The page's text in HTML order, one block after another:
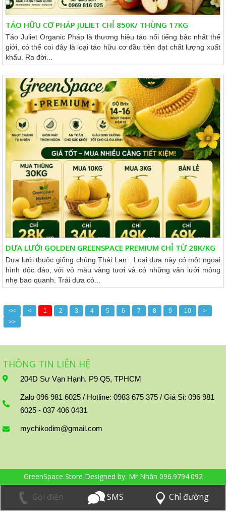
TÁO HỮU CƠ PHÁP JULIET CHỈ 850K/ THÙNG 17KG
Táo Juliet Organic Pháp là thương hiệu táo nổi tiếng bậc nhất thế
giới, có thể coi đây là loại táo hữu cơ đầu tiên đạt chất lượng xuất
khẩu. Ra đời...
DƯA LƯỚI GOLDEN GREENSPACE PREMIUM CHỈ TỪ 28K/KG
Dưa lưới thuộc giống chủng Thái Lan . Loại dưa này có một ngoại
hình độc đáo, với vỏ màu vàng tươi và có những vân lưới mỏng
nhẹ bao quanh. Trái dưa có...
<< < 1 2 3 4 5 6 7 8 9 10
>
>>
THÔNG TIN LIÊN HỆ
204D Sư Vạn Hạnh. P9 Q5, TPHCM
Zalo 096 981 6025 / Hotline: 0983 675 375 / Giá Sỉ: 096 981
6025 - 037 406 0431
mychikodim@gmail.com
GreenSpace Store Designed by: Mr Nhân 096.9794.092
11 | 1224564
Gọi điện SMS Chỉ đường